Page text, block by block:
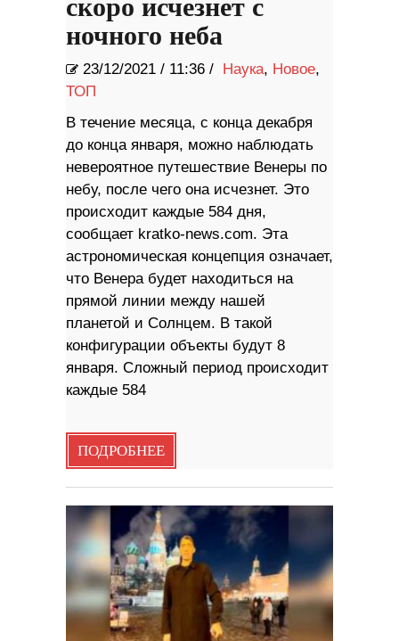
скоро исчезнет с
ночного неба
23/12/2021 / 11:36 / Наука, Новое,
ТОП
В течение месяца, с конца декабря
до конца января, можно наблюдать
невероятное путешествие Венеры по
небу, после чего она исчезнет. Это
происходит каждые 584 дня,
сообщает kratko-news.com. Эта
астрономическая концепция означает,
что Венера будет находиться на
прямой линии между нашей
планетой и Солнцем. В такой
конфигурации объекты будут 8
января. Сложный период происходит
каждые 584
ПОДРОБНЕЕ